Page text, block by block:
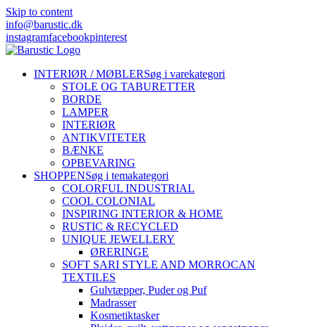
Skip to content
info@barustic.dk
instagramfacebookpinterest
INTERIØR / MØBLERSøg i varekategori
STOLE OG TABURETTER
BORDE
LAMPER
INTERIØR
ANTIKVITETER
BÆNKE
OPBEVARING
SHOPPENSøg i temakategori
COLORFUL INDUSTRIAL
COOL COLONIAL
INSPIRING INTERIOR & HOME
RUSTIC & RECYCLED
UNIQUE JEWELLERY
ØRERINGE
SOFT SARI STYLE AND MORROCAN
TEXTILES
Gulvtæpper, Puder og Puf
Madrasser
Kosmetiktasker